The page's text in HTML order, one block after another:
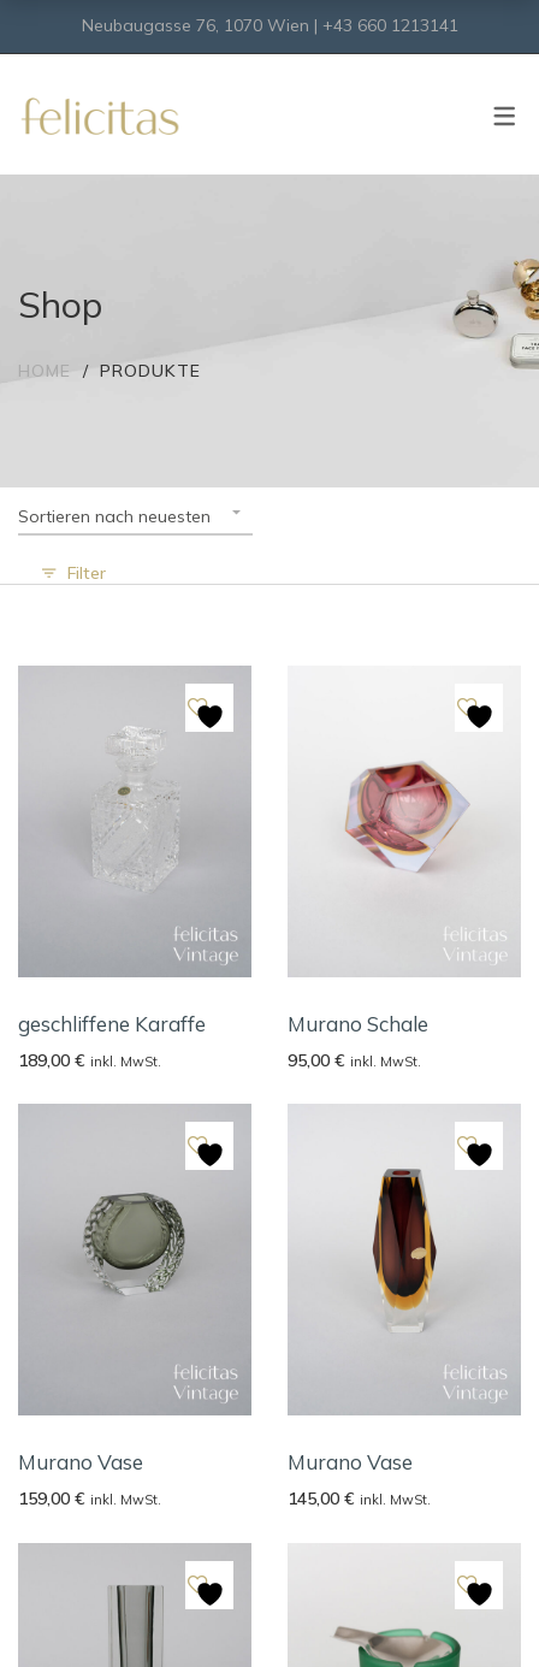
Neubaugasse 76, 1070 Wien | +43 660 1213141
Shop
HOME PRODUKTE
Sortieren nach neuesten
Filter
geschliffene Karaffe
189,00 € inkl. MwSt.
Murano Schale
95,00 € inkl. MwSt.
Murano Vase
159,00 € inkl. MwSt.
Murano Vase
145,00 € inkl. MwSt.